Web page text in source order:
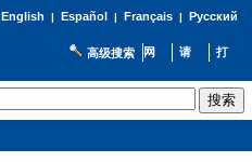
English | Español | Français| Русский
高级搜索